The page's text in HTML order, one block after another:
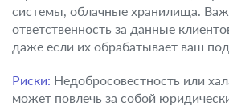
системы, облачные хранилища.
ответственность за данные
даже если их обрабатывает ваш
Риски: Недобросовестность или
может повлечь за собой